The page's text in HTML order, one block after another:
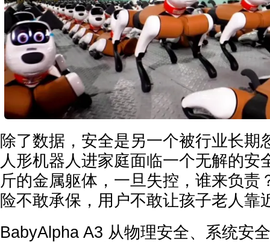
除了数据，安全是另一个被行业长期
人形机器人进家庭面临一个无解的安
斤的金属躯体，一旦失控，谁来负责
险不敢承保，用户不敢让孩子老人靠
BabyAlpha A3 从物理安全、系统安